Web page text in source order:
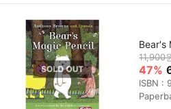
Bear's
11,900
47%
ISBN :